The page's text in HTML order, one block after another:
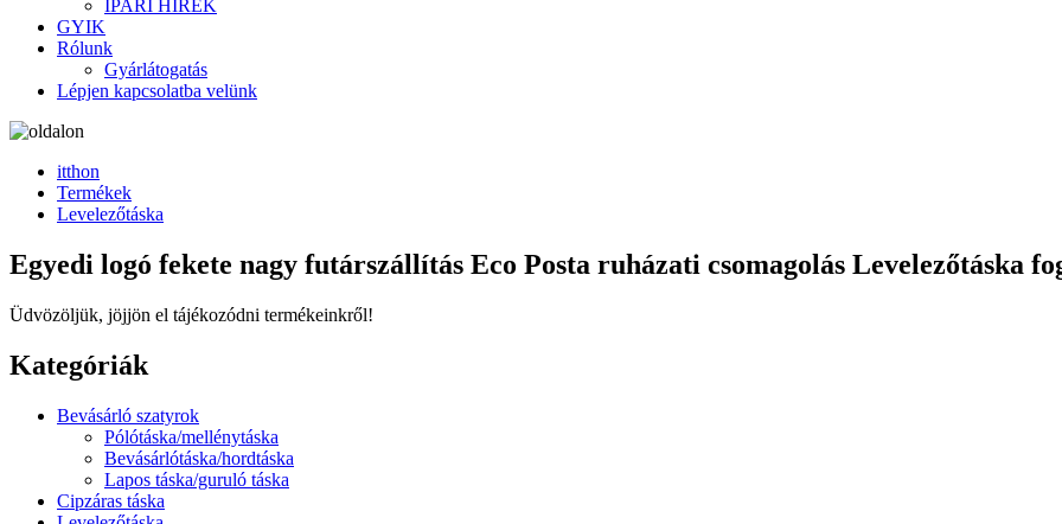
IPARI HÍREK
GYIK
Rólunk
Gyárlátogatás
Lépjen kapcsolatba velünk
itthon
Termékek
Levelezőtáska
Egyedi logó fekete nagy futárszállítás Eco Posta ruházati csomagolás Levelezőtáska
Üdvözöljük, jöjjön el tájékozódni termékeinkről!
Kategóriák
Bevásárló szatyrok
Pólótáska/mellénytáska
Bevásárlótáska/hordtáska
Lapos táska/guruló táska
Cipzáras táska